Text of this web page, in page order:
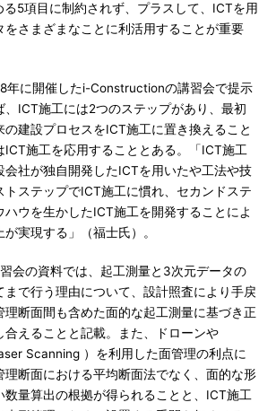
5項目に制約されず、プラスして、ICTを用
をさまざまなことに利活用することが重要
年に開催したi-Constructionの講習会で提示
、ICT施工には2つのステップがあり、最初
建設プロセスをICT施工に置き換えること
ICT施工を応用することとある。「ICT施工
会社が独自開発したICTを用いたや工法や技
トステップでICT施工に慣れ、セカンドステ
ハウを生かしたICT施工を開発することによ
実現する」（福士氏）。
会の資料では、起工測量と3次元データの
まで行う理由について、設計照査により手戻
理断面間も含めた面的な起工測量に基づき正
合えることと記載。また、ドローンや
Scanning ）を利用した面管理の利点に
理断面における平均断面法でなく、面的な形
数量算出の根拠が得られることと、ICT施工